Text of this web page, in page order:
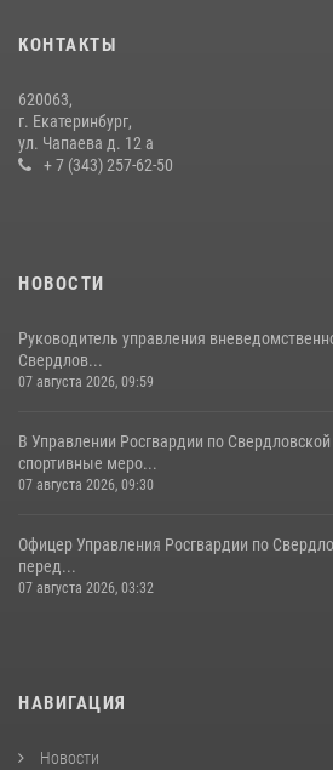
27 июля 2026, 12:37
спартакиады «Динамо» памяти погибшего
29 июля 2026, 12:30
КОНТАКТЫ
620063,
г. Екатеринбург,
ул. Чапаева д. 12 а
+ 7 (343) 257-62-50
НОВОСТИ
Руководитель управления
Свердлов...
07 августа 2026, 09:59
В Управлении Росгвардии по
спортивные меро...
07 августа 2026, 09:30
Офицер Управления Росгвардии по
перед...
07 августа 2026, 03:32
НАВИГАЦИЯ
Новости